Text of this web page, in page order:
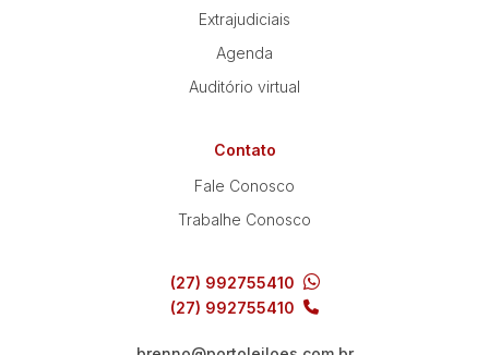
Extrajudiciais
Agenda
Auditório virtual
Contato
Fale Conosco
Trabalhe Conosco
(27) 992755410
(27) 992755410